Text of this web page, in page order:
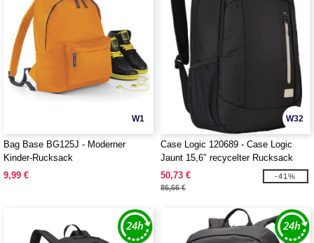
W1
Bag Base BG125J - Moderner
Kinder-Rucksack
9,99 €
W32
Case Logic 120689 - Case Logic
Jaunt 15,6″ recycelter Rucksack
50,73 €
86,66 €
-41%